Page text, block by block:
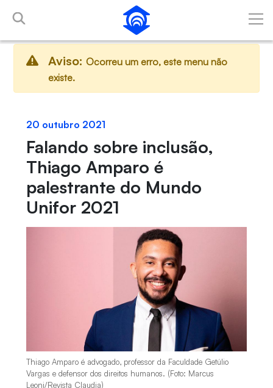
Pular para o Conteúdo principal
Aviso: Ocorreu um erro, este menu não
existe.
20 outubro 2021
Falando sobre inclusão,
Thiago Amparo é
palestrante do Mundo
Unifor 2021
Thiago Amparo é advogado, professor da Faculdade Getúlio
Vargas e defensor dos direitos humanos. (Foto: Marcus
Leoni/Revista Claudia)